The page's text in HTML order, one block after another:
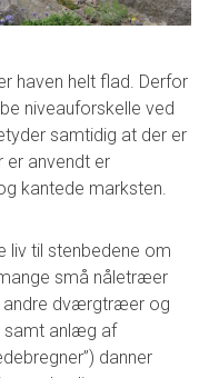
haven helt flad. Derfor
niveauforskelle ved
samtidig at der er
er anvendt er
kantede marksten.
liv til stenbedene om
små nåletræer
andre dværgtræer og
samt anlæg af
danner